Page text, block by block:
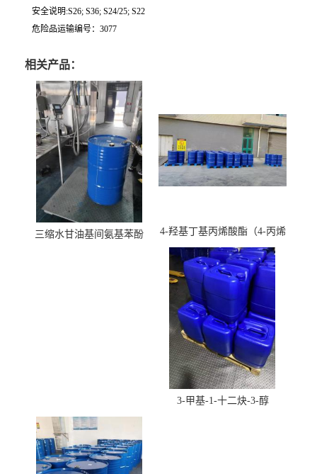
安全说明:S26; S36; S24/25; S22
危险品运输编号：3077
相关产品：
三缩水甘油基间氨基苯酚
4-羟基丁基丙烯酸酯（4-丙烯
酸羟丁酯）
3-甲基-1-十二炔-3-醇